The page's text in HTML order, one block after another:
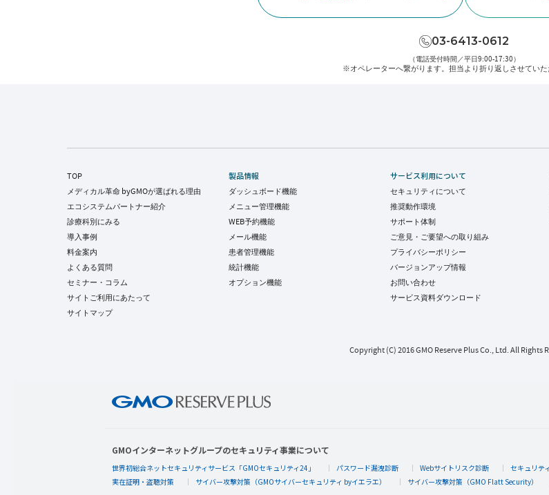
03-6413-0612
（電話受付時間／平日9:00-17:30）
※オペレーターへ繋がります。 担当より折り返しさせていた
TOP
メディカル革命 byGMOが選ばれる理由
エコシステムパートナー紹介
診療科別にみる
導入事例
料金案内
よくある質問
セミナー・コラム
サイトご利用にあたって
サイトマップ
製品情報
ダッシュボード機能
メニュー管理機能
WEB予約機能
メール機能
患者管理機能
統計機能
オプション機能
サービス利用について
セキュリティについて
推奨動作環境
サポート体制
ご意見・ご要望への取り組み
プライバシーポリシー
バージョンアップ情報
お問い合わせ
サービス資料ダウンロード
Copyright (C) 2016 GMO Reserve Plus Co., Ltd. All Rights
GMOインターネットグループのセキュリティ事業について
世界初総合ネットセキュリティサービス「GMOセキュリティ24」 パスワード漏洩診断 Webサイトリスク診断
セキュリテ
実在証明・盗聴対策
サイバー攻撃対策（GMOサイバーセキュリティ byイエラエ） サイバー攻撃対策（GMO Flatt Security）